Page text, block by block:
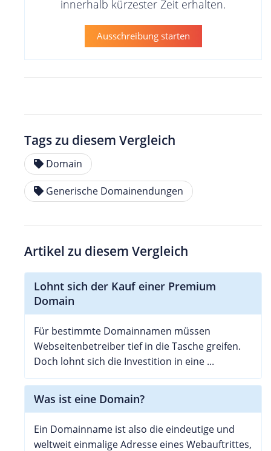
innerhalb kürzester Zeit erhalten.
Ausschreibung starten
Tags zu diesem Vergleich
Domain
Generische Domainendungen
Artikel zu diesem Vergleich
Lohnt sich der Kauf einer Premium
Domain
Für bestimmte Domainnamen müssen
Webseitenbetreiber tief in die Tasche greifen.
Doch lohnt sich die Investition in eine ...
Was ist eine Domain?
Ein Domainname ist also die eindeutige und
weltweit einmalige Adresse eines Webauftrittes,